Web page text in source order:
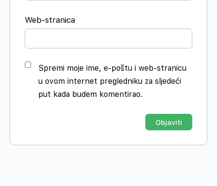
Web-stranica
Spremi moje ime, e-poštu i web-stranicu
u ovom internet pregledniku za sljedeći
put kada budem komentirao.